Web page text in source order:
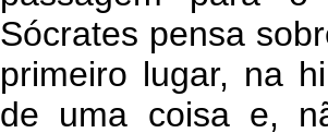
Sócrates pensa
primeiro lugar, na
de uma coisa e,